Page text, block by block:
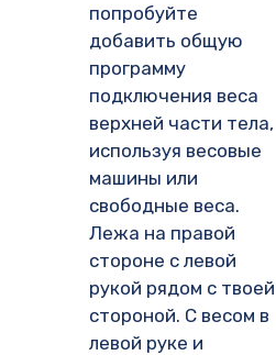
попробуйте
добавить общую
программу
подключения веса
верхней части тела,
используя весовые
машины или
свободные веса.
Лежа на правой
стороне с левой
рукой рядом с твоей
стороной. С весом в
левой руке и